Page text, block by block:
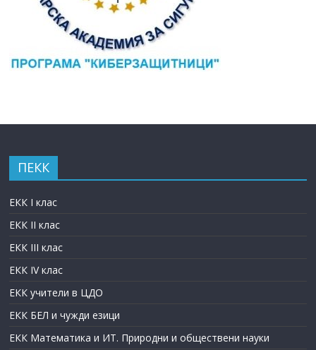
ПЕКК
ЕКК I клас
ЕКК II клас
ЕКК III клас
ЕКК IV клас
ЕКК учители в ЦДО
ЕКК БЕЛ и чужди езици
ЕКК Математика и ИТ. Природни и обществени науки